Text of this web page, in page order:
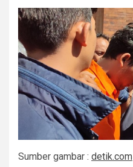
Sumber gambar : detik.com